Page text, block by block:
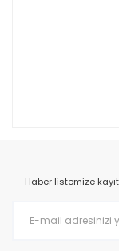
Haber listemize